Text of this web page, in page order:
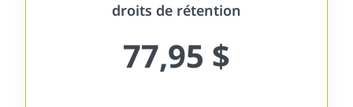
droits de rétention
77,95 $